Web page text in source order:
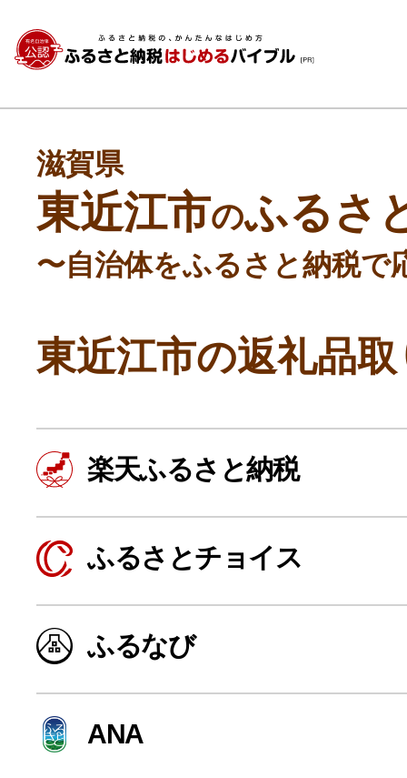
よく見られている返礼品
ふるさと納税徹底比較
滋賀県
東近江市のふるさ
〜自治体をふるさと納税で
東近江市の返礼品
楽天ふるさと納税
ふるさとチョイス
ふるなび
ANA